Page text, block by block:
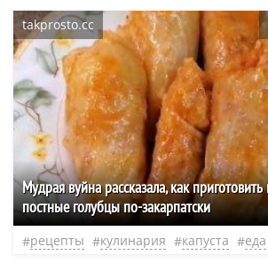
takprosto.cc
Мудрая вуйна рассказала, как
постные голубцы по-закарпатски
рецепты кулинария капуста еда